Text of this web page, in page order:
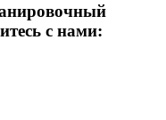
с нами: